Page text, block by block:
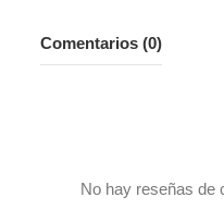
Comentarios (0)
No hay reseñas de